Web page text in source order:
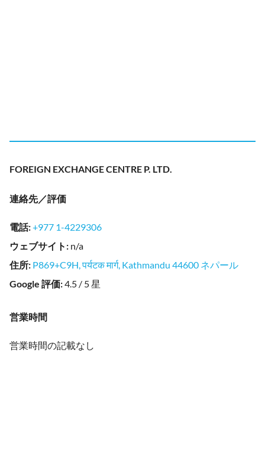
FOREIGN EXCHANGE CENTRE P. LTD.
連絡先／評価
電話:+977 1-4229306
ウェブサイト : n/a
住所: P869+C9H, पर्यटक मार्ग, Kathmandu 44600 ネパール
Google 評価:4.5 / 5 星
営業時間
営業時間の記載なし